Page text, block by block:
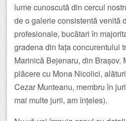
lume cunoscută din cercul
de o galerie consistentă venită
profesionale, bucătari în
gradena din fața concurentului
Marinică Bejenaru, din Brașov.
plăcere cu Mona Nicolici,
Cezar Munteanu, membru în
mai multe jurii, am înțeles).